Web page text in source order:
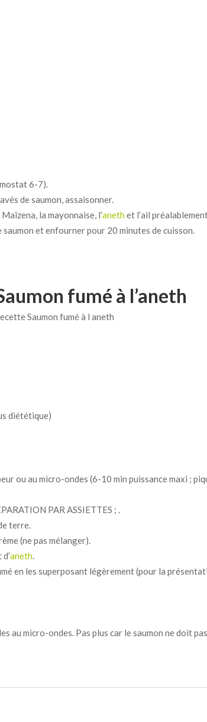
6-7).
de saumon, assaisonner.
la mayonnaise, l’anethet l’ail
saumon et enfourner pour 20 minutes de cuisson.
fumé à l’aneth
diététique)
ou au micro-ondes (6-10 min puissance maxi ;
PAR ASSIETTES ; .
terre.
(ne pas mélanger).
aneth.
en les superposant légèrement (pour la
au micro-ondes. Pas plus car le saumon ne doit